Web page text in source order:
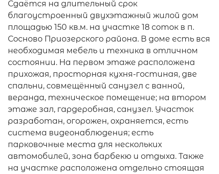
Сдаётся на длительный срок
благоустроенный двухэтажный жилой дом
площадью 150 кв.м. на участке 18 соток в п.
Сосново Приозерского района. В доме есть вся
необходимая мебель и техника в отличном
состоянии. На первом этаже расположена
прихожая, просторная кухня-гостиная, две
спальни, совмещённый санузел с ванной,
веранда, техническое помещение; на втором
этаже зал, гардеробная, санузел. Участок
разработан, огорожен, охраняется, есть
система видеонаблюдения; есть
парковочные места для нескольких
автомобилей, зона барбекю и отдыха. Также
на участке расположена отдельно стоящая